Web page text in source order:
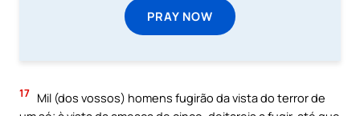
PRAY NOW
17 Mil (dos vossos) homens fugirão da vista do terror de